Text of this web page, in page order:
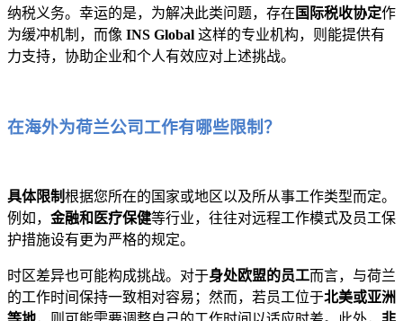
纳税义务。幸运的是，为解决此类问题，存在 国际税收协定作
为缓冲机制，而像 INS Global 这样的专业机构，则能提供有
力支持，协助企业和个人有效应对上述挑战。
在海外为荷兰公司工作有哪些限制？
具体限制根据您所在的国家或地区以及所从事工作类型而定。
例如， 金融和医疗保健等行业，往往对远程工作模式及员工保
护措施设有更为严格的规定。
时区差异也可能构成挑战。对于身处欧盟的员工而言，与荷兰
的工作时间保持一致相对容易；然而，若员工位于北美或亚洲